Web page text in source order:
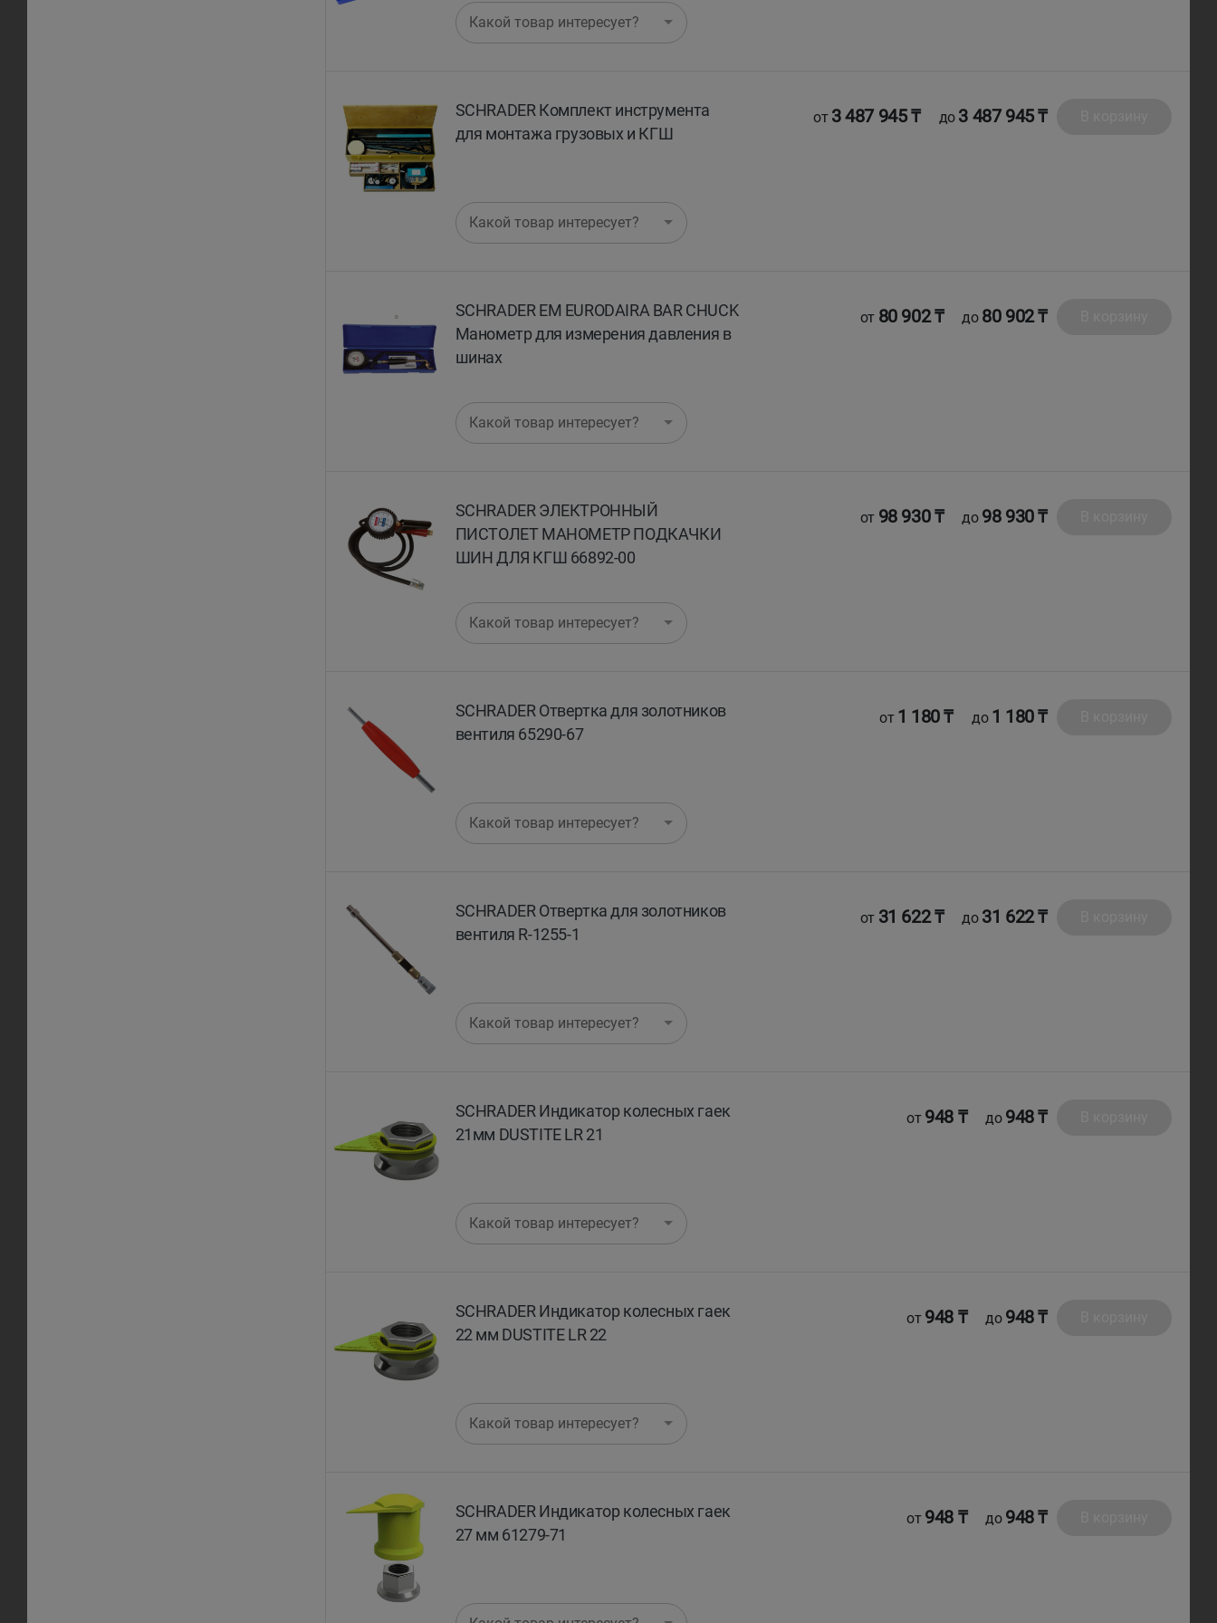
Какой товар интересует?
SCHRADER Комплект инструмента
для монтажа грузовых и КГШ
от 3 487 945 ₸ до 3 487 945 ₸
Какой товар интересует?
SCHRADER EM EURODAIRA BAR CHUCK
Манометр для измерения давления в
шинах
от 80 902 ₸ до 80 902 ₸
Какой товар интересует?
SCHRADER ЭЛЕКТРОННЫЙ
ПИСТОЛЕТ МАНОМЕТР ПОДКАЧКИ
ШИН ДЛЯ КГШ 66892-00
от 98 930 ₸ до 98 930 ₸
Какой товар интересует?
SCHRADER Отвертка для золотников
вентиля 65290-67
от 1 180 ₸ до 1 180 ₸
Какой товар интересует?
SCHRADER Отвертка для золотников
вентиля R-1255-1
от 31 622 ₸ до 31 622 ₸
Какой товар интересует?
SCHRADER Индикатор колесных гаек
21мм DUSTITE LR 21
от 948 ₸ до 948 ₸
Какой товар интересует?
SCHRADER Индикатор колесных гаек
22 мм DUSTITE LR 22
от 948 ₸ до 948 ₸
Какой товар интересует?
SCHRADER Индикатор колесных гаек
27 мм 61279-71
от 948 ₸ до 948 ₸